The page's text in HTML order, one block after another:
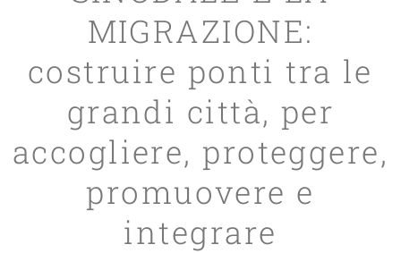
MIGRAZIONE:
costruire ponti tra le
grandi città, per
accogliere, proteggere,
promuovere e
integrare